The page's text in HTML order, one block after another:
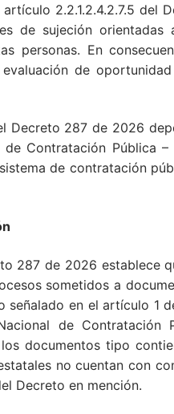
2.2.1.2.4.2.7.5
de sujeción
personas. En
de
287 de 2026
Contratación Pública
de contratación
287 de 2026 establece
sometidos a
señalado en el artículo
de
documentos tipo
no cuentan con
Decreto en mención.